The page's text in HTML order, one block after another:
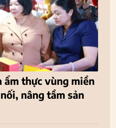
ẩm thực vùng miền
nâng tầm sản